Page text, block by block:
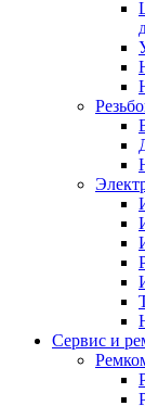
Сервис и